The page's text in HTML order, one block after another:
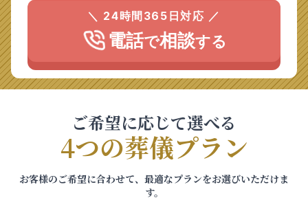
＼ 24時間365日対応 ／
電話で相談する
ご希望に応じて選べる
4つの葬儀プラン
お客様のご希望に合わせて、最適なプランをお選びいただけま
す。